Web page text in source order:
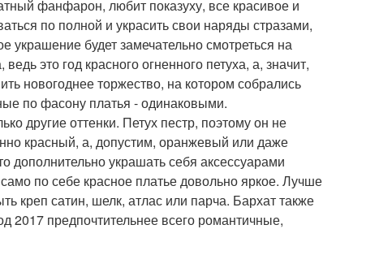
фанфарон, любит показуху, все красивое и
по полной и украсить свои наряды стразами,
будет замечательно смотреться на
это год красного огненного петуха, а, значит,
новогоднее торжество, на котором собрались
по фасону платья - одинаковыми.
другие оттенки. Петух пестр, поэтому он не
красный, а, допустим, оранжевый или даже
украшать себя аксессуарами
по себе красное платье довольно яркое. Лучше
креп сатин, шелк, атлас или парча. Бархат также
2017 предпочтительнее всего романтичные,